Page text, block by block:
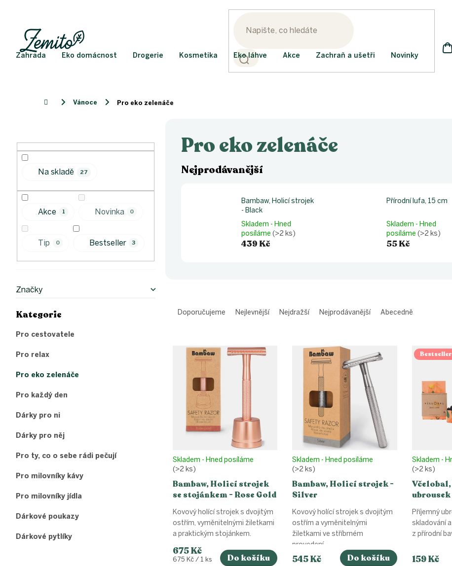
Zahrada Eko domácnost Drogerie Kosmetika Eko láhve Akce Zachraň a ušetři Novinky
Domů Vánoce Pro eko zelenáče
Na skladě 27
Akce 1 Novinka 0
Tip 0 Bestseller 3
Značky
Přeskočit
Kategorie
Pro cestovatele
Pro relax
Pro eko zelenáče
Pro každý den
Dárky pro ni
Dárky pro něj
Pro ty, co o sebe rádi pečují
Pro milovníky kávy
Pro milovníky jídla
Dárkové poukazy
Dárkové pytlíky
Pro eko zelenáče
Nejprodávanější
Bambaw, Holicí strojek
- Black
Skladem - Hned
posíláme (>2 ks)
439 Kč
Přírodní lufa, 15 cm
Skladem - Hned
posíláme (>2 ks)
55 Kč
aDoporučujeme Nejlevnější Nejdražší Nejprodávanější Abecedně
Bambaw, Holicí strojek
se stojánkem - Rose Gold
Skladem - Hned posíláme
(>2 ks)
675 Kč
Měrná
675 Kč / 1 ks Do košíku
Kovový holící strojek s dvojitým
ostřím, vyměnitelnými žiletkami
a praktickým stojánkem.
Bambaw, Holicí strojek -
Silver
Skladem - Hned posíláme
(>2 ks)
545 Kč Do košíku
Kovový holící strojek s dvojitým
ostřím a vyměnitelnými
žiletkami ve stříbrném
provedení.
Bestseller
velikost
Skladem -
(>2 ks)
159 Kč
Příjemný
skladování
z přírodní